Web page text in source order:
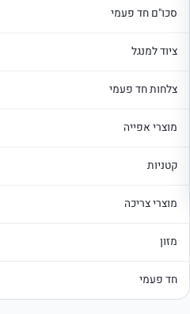
סכו"ם חד פעמי
ציוד למנגל
צלחות חד פעמי
מוצרי אפייה
קטניות
מוצרי צריכה
מזון
חד פעמי